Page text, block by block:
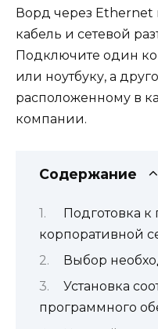
Ворд через Ethernet
кабель и сетевой
Подключите один
или ноутбуку, а
расположенному в
компании.
Содержание
Подготовка
корпоративной
Выбор
Установка
программного